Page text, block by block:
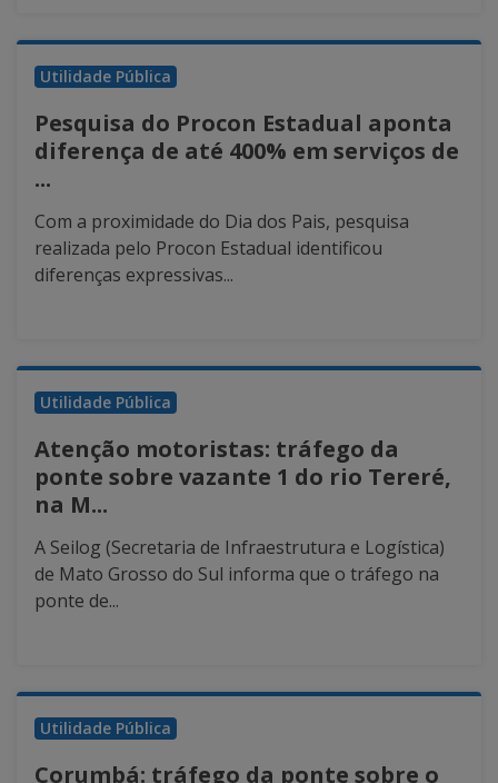
Utilidade Pública
Pesquisa do Procon Estadual aponta
diferença de até 400% em serviços de
...
Com a proximidade do Dia dos Pais, pesquisa
realizada pelo Procon Estadual identificou
diferenças expressivas...
Utilidade Pública
Atenção motoristas: tráfego da
ponte sobre vazante 1 do rio Tereré,
na M...
A Seilog (Secretaria de Infraestrutura e Logística)
de Mato Grosso do Sul informa que o tráfego na
ponte de...
Utilidade Pública
Corumbá: tráfego da ponte sobre o